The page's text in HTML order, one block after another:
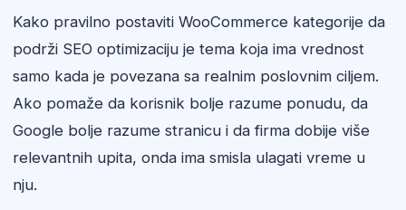
Kako pravilno postaviti WooCommerce kategorije da
podrži SEO optimizaciju je tema koja ima vrednost
samo kada je povezana sa realnim poslovnim ciljem.
Ako pomaže da korisnik bolje razume ponudu, da
Google bolje razume stranicu i da firma dobije više
relevantnih upita, onda ima smisla ulagati vreme u
nju.